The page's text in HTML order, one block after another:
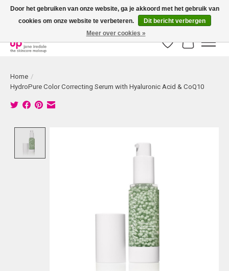
Bestellingen boven € 50,00 worden altijd gratis verzonden!
Verlanglijst
Home /
HydroPure Color Correcting Serum with Hyaluronic Acid & CoQ10
Door het gebruiken van onze website, ga je akkoord met het gebruik van
cookies om onze website te verbeteren.
Dit bericht verbergen
Meer over cookies »